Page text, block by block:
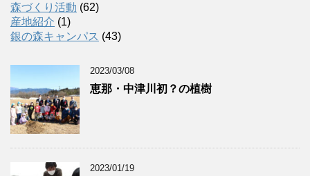
森づくり活動 (62)
産地紹介 (1)
銀の森キャンパス (43)
2023/03/08
恵那・中津川初？の植樹
2023/01/19